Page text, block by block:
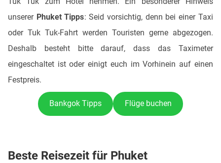
unserer Phuket Tipps: Seid vorsichtig, denn bei einer Taxi
oder Tuk Tuk-Fahrt werden Touristen gerne abgezogen.
Deshalb besteht bitte darauf, dass das Taximeter
eingeschaltet ist oder einigt euch im Vorhinein auf einen
Festpreis.
Bankgok Tipps Flüge buchen
Beste Reisezeit für Phuket